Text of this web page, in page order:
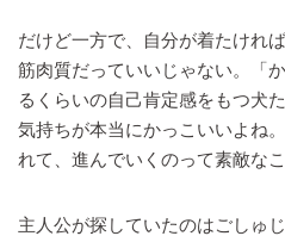
だけど一方で、自分が着たけれ
筋肉質だっていいじゃない。「
るくらいの自己肯定感をもつ犬
気持ちが本当にかっこいいよね
れて、進んでいくのって素敵な
主人公が探していたのはごしゅ